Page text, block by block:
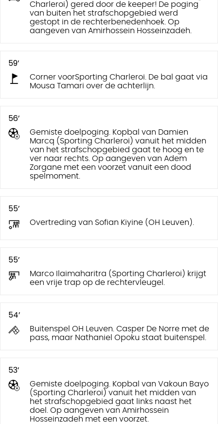
Charleroi) gered door de keeper! De poging
van buiten het strafschopgebied werd
gestopt in de rechterbenedenhoek. Op
aangeven van Amirhossein Hosseinzadeh.
59’
Corner voorSporting Charleroi. De bal gaat via
Mousa Tamari over de achterlijn.
56’
Gemiste doelpoging. Kopbal van Damien
Marcq (Sporting Charleroi) vanuit het midden
van het strafschopgebied gaat te hoog en te
ver naar rechts. Op aangeven van Adem
Zorgane met een voorzet vanuit een dood
spelmoment.
55’
Overtreding van Sofian Kiyine (OH Leuven).
55’
Marco Ilaimaharitra (Sporting Charleroi) krijgt
een vrije trap op de rechtervleugel.
54’
Buitenspel OH Leuven. Casper De Norre met de
pass, maar Nathaniel Opoku staat buitenspel.
53’
Gemiste doelpoging. Kopbal van Vakoun Bayo
(Sporting Charleroi) vanuit het midden van
het strafschopgebied gaat links naast het
doel. Op aangeven van Amirhossein
Hosseinzadeh met een voorzet.